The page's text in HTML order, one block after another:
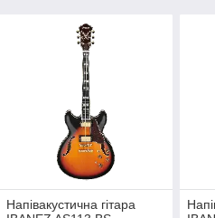
Напівакустична гітара